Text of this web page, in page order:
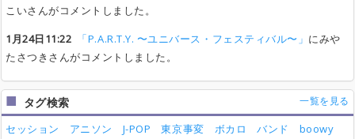
こいさんがコメントしました。
1月24日11:22
「P.A.R.T.Y. 〜ユニバース・フェスティバル〜」 にみや
たさつきさんがコメントしました。
タグ検索 一覧を見る
セッション アニソン J-POP 東京事変 ボカロ バンド
boowy